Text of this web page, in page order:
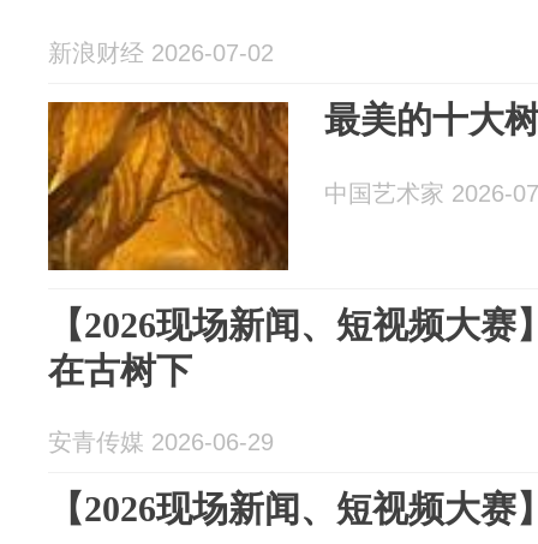
新浪财经 2026-07-02
最美的十大
中国艺术家 2026-
【2026现场新闻、短视频大
在古树下
安青传媒 2026-06-29
【2026现场新闻、短视频大